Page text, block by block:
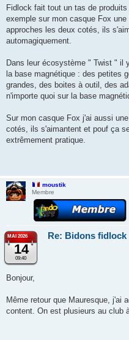
Fidlock fait tout un tas de
exemple sur mon casque Fox
approches les deux cotés, ils
automagiquement.
Dans leur écosystème " Twist " il
la base magnétique : des petites
grandes, des boites à outil, des
n'importe quoi sur la base
Sur mon casque Fox j'ai aussi
cotés, ils s'aimantent et pouf ça
extrêmement pratique.
moustik
Membre
MAI 2026
14
09:40
Re: Bidons fidlock
Bonjour,
Même retour que Mauresque, j'ai
content. On est plusieurs au club